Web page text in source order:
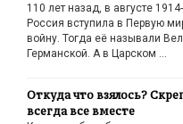
110 лет назад, в августе 1914-
Россия вступила в Первую
войну. Тогда её называли
Германской. А в Царском …
Откуда что взялось?
всегда все вместе